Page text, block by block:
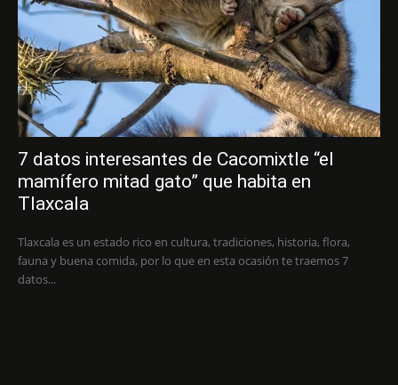
7 datos interesantes de Cacomixtle “el
mamífero mitad gato” que habita en
Tlaxcala
Tlaxcala es un estado rico en cultura, tradiciones, historia, flora,
fauna y buena comida, por lo que en esta ocasión te traemos 7
datos...